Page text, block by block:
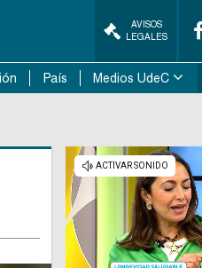
AVISOS
LEGALES
País Medios UdeC